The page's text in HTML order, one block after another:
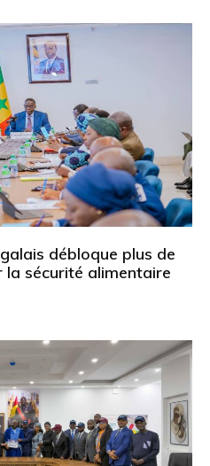
débloque plus de
la sécurité alimentaire